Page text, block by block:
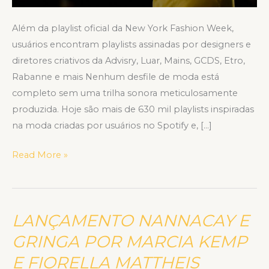
Além da playlist oficial da New York Fashion Week,
usuários encontram playlists assinadas por designers e
diretores criativos da Advisry, Luar, Mains, GCDS, Etro,
Rabanne e mais Nenhum desfile de moda está
completo sem uma trilha sonora meticulosamente
produzida. Hoje são mais de 630 mil playlists inspiradas
na moda criadas por usuários no Spotify e, […]
Read More »
LANÇAMENTO NANNACAY E
GRINGA POR MARCIA KEMP
E FIORELLA MATTHEIS
LANÇAMENTO
NANNACAY
E
GRINGA